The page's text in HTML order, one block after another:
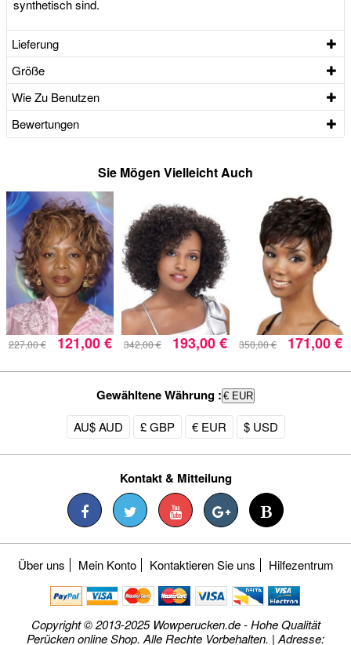
synthetisch sind.
Lieferung
Größe
Wie Zu Benutzen
Bewertungen
Sie Mögen Vielleicht Auch
227,00 € 121,00 € 342,00 € 193,00 € 350,00 € 171,00 €
Gewähltene Währung : € EUR
AU$ AUD £ GBP € EUR $ USD
Kontakt & Mitteilung
Über uns Mein Konto Kontaktieren Sie uns Hilfezentrum
Copyright © 2013-2025 Wowperucken.de - Hohe Qualität
Perücken online Shop. Alle Rechte Vorbehalten. | Adresse: